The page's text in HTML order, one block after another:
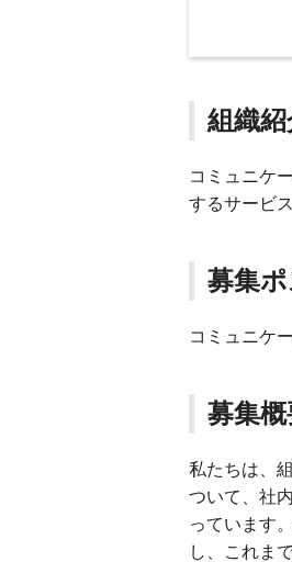
組織紹
コミュニケ
するサービ
募集ポ
コミュニケ
募集概
私たちは、
ついて、社
っています
し、これま